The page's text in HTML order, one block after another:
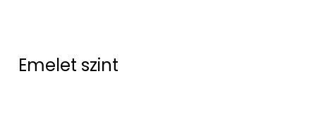
Emelet szint